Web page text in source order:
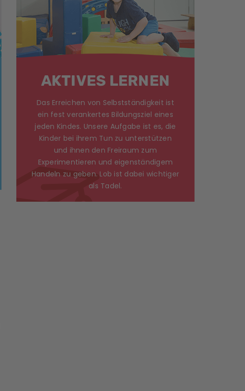
AKTIVES LERNEN
Das Erreichen von Selbstständigkeit ist
ein fest verankertes Bildungsziel eines
jeden Kindes. Unsere Aufgabe ist es, die
Kinder bei ihrem Tun zu unterstützen
und ihnen den Freiraum zum
Experimentieren und eigenständigem
Handeln zu geben. Lob ist dabei wichtiger
als Tadel.